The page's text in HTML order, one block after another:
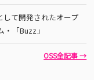
して開発されたオープ
「Buzz」
OSS全記事 →